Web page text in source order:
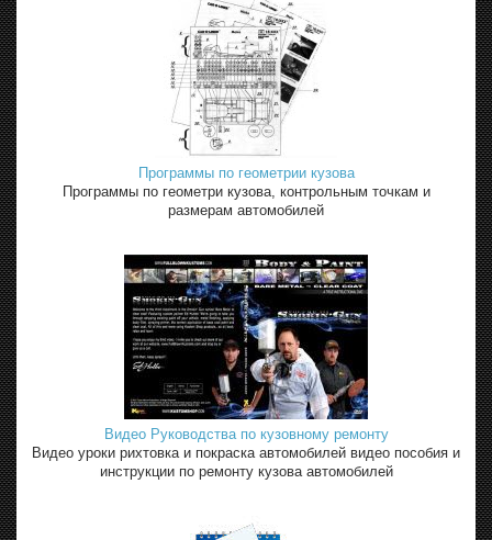
Программы по геометрии кузова
Программы по геометри кузова, контрольным точкам и
размерам автомобилей
Видео Руководства по кузовному ремонту
Видео уроки рихтовка и покраска автомобилей видео пособия и
инструкции по ремонту кузова автомобилей